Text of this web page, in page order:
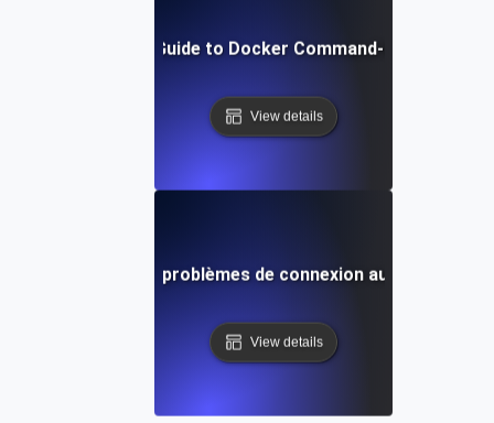
Step-by-Step Guide to Docker Command-Line
View details
Résolution des problèmes de connexion au démon
View details